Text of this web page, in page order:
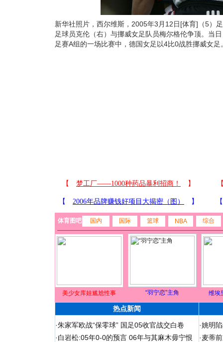
新华社照片，西尔维斯，2005年3月12日[体育]（5
足球员克伦（右）与挪威女足队员梅尔格伦争顶。当
足赛A组的一场比赛中，德国女足以4比0战胜挪威女
体育图吧 国内 国际 篮球 NBA 综合
美少女库娃尴尬性事 “羽宁恋”主角 维埃
热点新闻
·朱家军欧战“保零球” 国足05收官战交白卷
·白岩松:05年0-0的预言 06年与其麻木毋宁恨
·姚明
·麦蒂